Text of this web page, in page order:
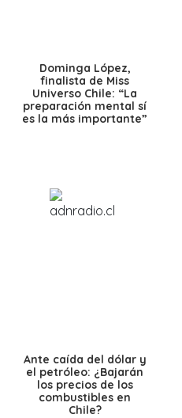
Dominga López,
finalista de Miss
Universo Chile: “La
preparación mental sí
es la más importante”
Ante caída del dólar y
el petróleo: ¿Bajarán
los precios de los
combustibles en
Chile?